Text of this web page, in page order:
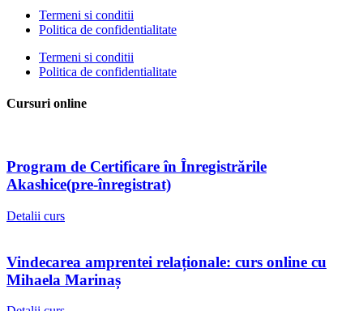
Termeni si conditii
Politica de confidentialitate
Termeni si conditii
Politica de confidentialitate
Cursuri online
Program de Certificare în Înregistrările
Akashice(pre-înregistrat)
Detalii curs
Vindecarea amprentei relaționale: curs online cu
Mihaela Marinaș